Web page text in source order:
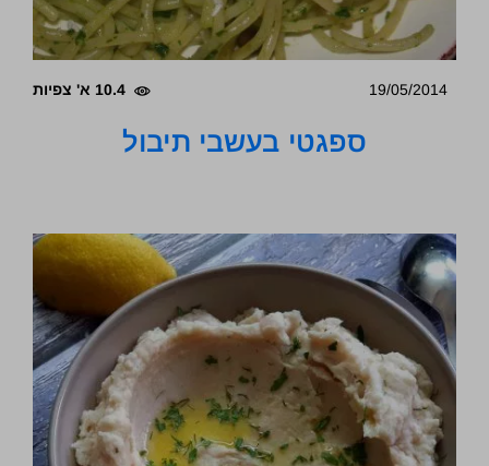
19/05/2014 10.4 א' צפיות
ספגטי בעשבי תיבול